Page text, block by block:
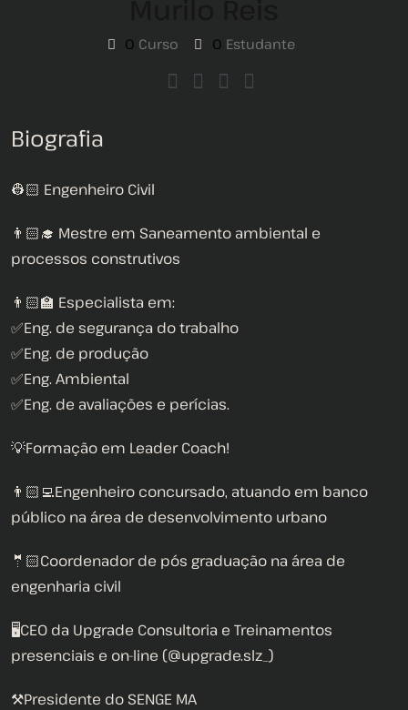
0 Curso 0 Estudante
Biografia
👷🏻 Engenheiro Civil
👨🏻‍🎓 Mestre em Saneamento ambiental e
processos construtivos
👨🏻‍🏫 Especialista em:
✅Eng. de segurança do trabalho
✅Eng. de produção
✅Eng. Ambiental
✅Eng. de avaliações e perícias.
💡Formação em Leader Coach!
👨🏻‍💻Engenheiro concursado, atuando em banco
público na área de desenvolvimento urbano
🤵🏻Coordenador de pós graduação na área de
engenharia civil
🖥CEO da Upgrade Consultoria e Treinamentos
presenciais e on-line (@upgrade.slz_)
⚒Presidente do SENGE MA